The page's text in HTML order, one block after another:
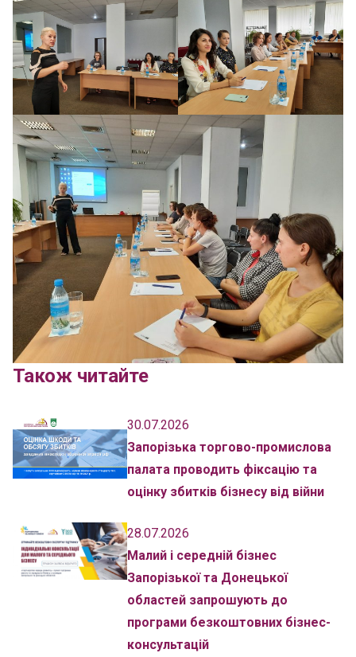
Також читайте
30.07.2026
Запорізька торгово-промислова
палата проводить фіксацію та
оцінку збитків бізнесу від війни
28.07.2026
Малий і середній бізнес
Запорізької та Донецької
областей запрошують до
програми безкоштовних бізнес-
консультацій